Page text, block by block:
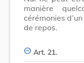
manière
cérémonies
de repos.
Art. 21.